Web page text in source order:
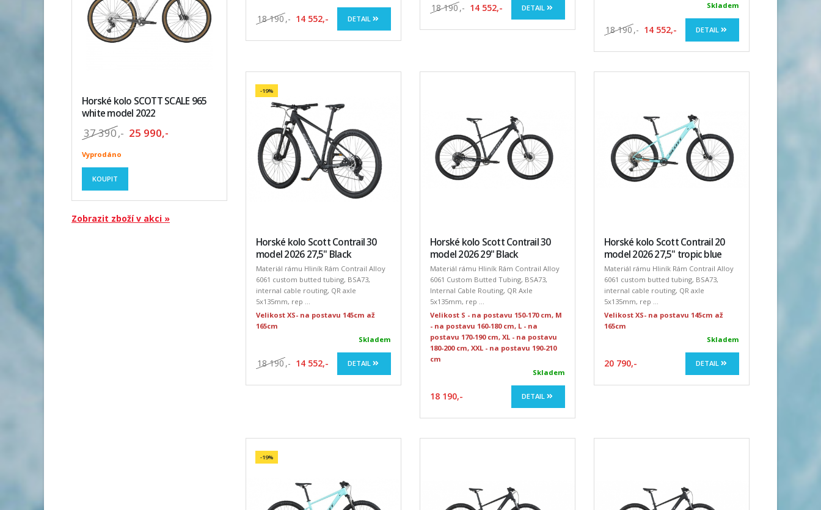
Horské kolo SCOTT SCALE 965
white model 2022
37 390,- 25 990,-
Vyprodáno
KOUPIT
Zobrazit zboží v akci »
18 190 ,- 14 552,- DETAIL
18 190 ,- 14 552,- DETAIL
Skladem
18 190 ,- 14 552,- DETAIL
-19%
Horské kolo Scott Contrail 30
model 2026 27,5" Black
Materiál rámu Hliník Rám Contrail Alloy
6061 custom butted tubing, BSA73,
internal cable routing, QR axle
5x135mm, rep ...
Velikost XS- na postavu 145cm až
165cm
Skladem
18 190 ,- 14 552,- DETAIL
Horské kolo Scott Contrail 30
model 2026 29" Black
Materiál rámu Hliník Rám Contrail Alloy
6061 Custom Butted Tubing, BSA73,
Internal Cable Routing, QR Axle
5x135mm, rep ...
Velikost S - na postavu 150-170 cm, M
- na postavu 160-180 cm, L - na
postavu 170-190 cm, XL - na postavu
180-200 cm, XXL - na postavu 190-210
cm
Skladem
18 190,- DETAIL
Horské kolo Scott Contrail 20
model 2026 27,5" tropic blue
Materiál rámu Hliník Rám Contrail Alloy
6061 custom butted tubing, BSA73,
internal cable routing, QR axle
5x135mm, rep ...
Velikost XS- na postavu 145cm až
165cm
Skladem
20 790,- DETAIL
-19%